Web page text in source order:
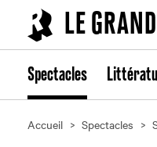
LE
Spectacles
Accueil Spectacles
Cookies management panel